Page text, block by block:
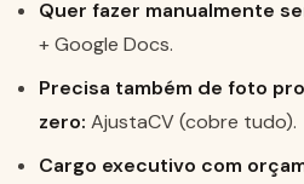
Quer fazer manualmente
+ Google Docs.
Precisa também de foto
zero: AjustaCV (cobre tudo).
Cargo executivo com